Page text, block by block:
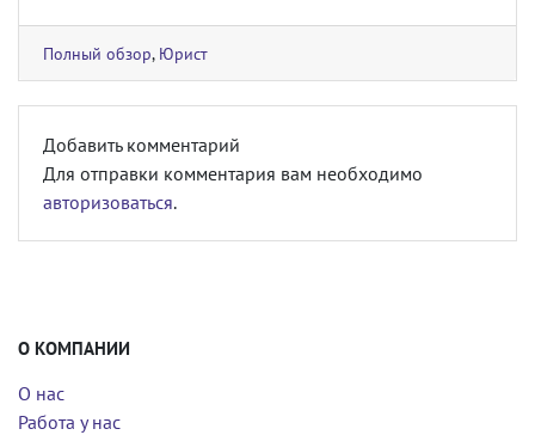
Полный обзор, Юрист
Добавить комментарий
Для отправки комментария вам необходимо
авторизоваться.
О КОМПАНИИ
О нас
Работа у нас